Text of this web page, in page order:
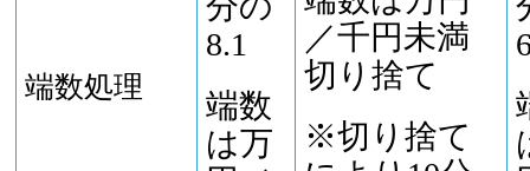
端数処理
8.1
端数
は万
／千円未満
切り捨て
※切り捨て